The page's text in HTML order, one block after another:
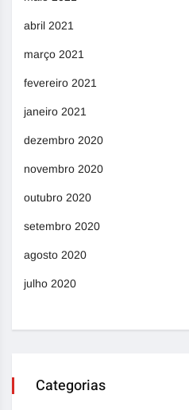
abril 2021
março 2021
fevereiro 2021
janeiro 2021
dezembro 2020
novembro 2020
outubro 2020
setembro 2020
agosto 2020
julho 2020
Categorias